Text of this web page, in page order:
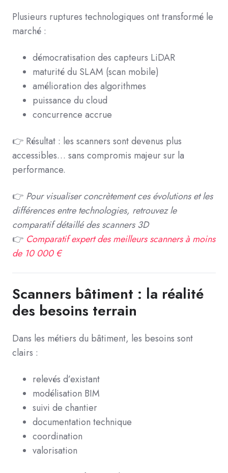
Plusieurs ruptures technologiques ont transformé le
marché :
démocratisation des capteurs LiDAR
maturité du SLAM (scan mobile)
amélioration des algorithmes
puissance du cloud
concurrence accrue
👉 Résultat : les scanners sont devenus plus
accessibles… sans compromis majeur sur la
performance.
👉 Pour visualiser concrètement ces évolutions et les
différences entre technologies, retrouvez le
comparatif détaillé des scanners 3D
👉 Comparatif expert des meilleurs scanners à moins
de 10 000 €
Scanners bâtiment : la réalité
des besoins terrain
Dans les métiers du bâtiment, les besoins sont
clairs :
relevés d’existant
modélisation BIM
suivi de chantier
documentation technique
coordination
valorisation